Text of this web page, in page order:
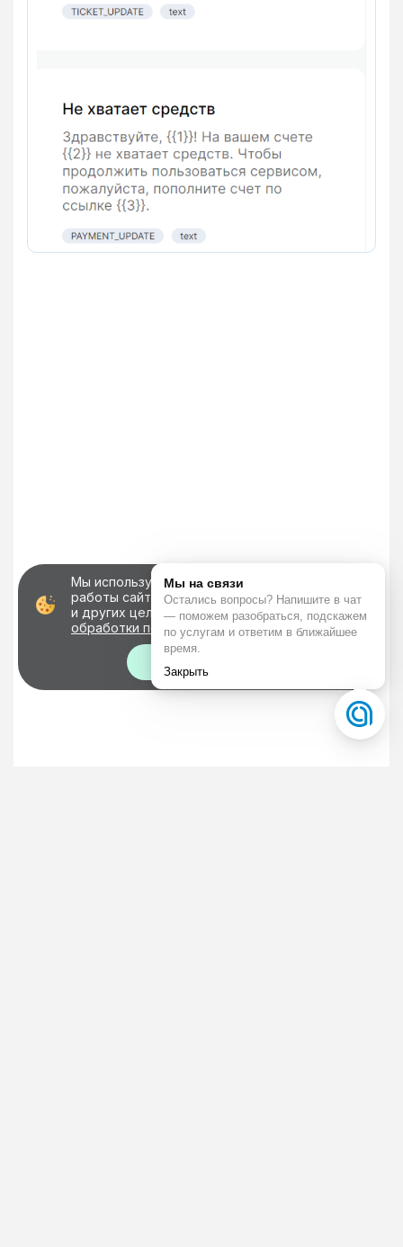
Мы используем файлы cookie для корректной
работы сайта, персонализации пользователей
и других целей, предусмотренныхполитикой
обработки персональных данных